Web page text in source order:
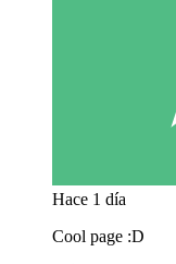
Hace 1 día
Cool page :D